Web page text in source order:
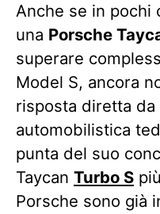
Anche se in pochi
una Porsche
superare
Model S, ancora
risposta diretta
automobilistica
punta del suo
Taycan Turbo S
Porsche sono già